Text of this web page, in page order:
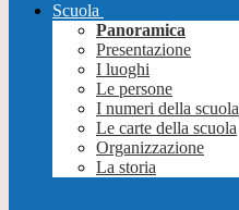
Scuola
Panoramica
Presentazione
I luoghi
Le persone
I numeri della scuola
Le carte della scuola
Organizzazione
La storia